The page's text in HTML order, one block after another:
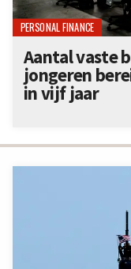
PERSONAL FINANCE
Aantal vaste
jongeren
in vijf jaar